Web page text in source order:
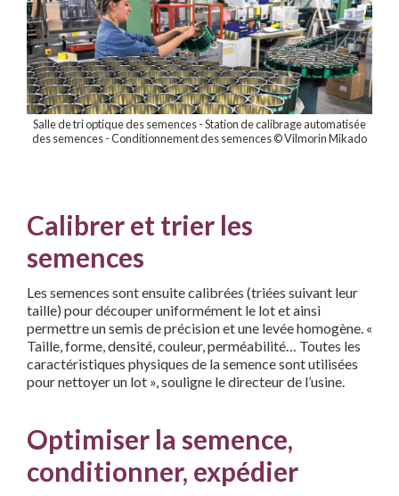
Salle de tri optique des semences - Station de calibrage automatisée
des semences - Conditionnement des semences © Vilmorin Mikado
Calibrer et trier les
semences
Les semences sont ensuite calibrées (triées suivant leur
taille) pour découper uniformément le lot et ainsi
permettre un semis de précision et une levée homogène. «
Taille, forme, densité, couleur, perméabilité… Toutes les
caractéristiques physiques de la semence sont utilisées
pour nettoyer un lot », souligne le directeur de l’usine.
Optimiser la semence,
conditionner, expédier